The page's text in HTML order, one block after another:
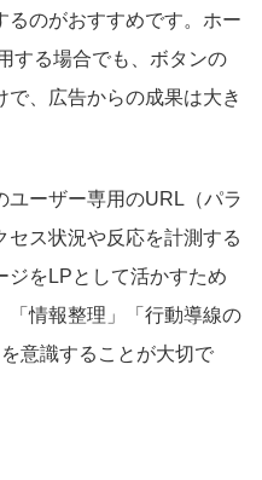
るのがおすすめです。ホー
する場合でも、ボタンの
、広告からの成果は大き
ユーザー専用のURL（パラ
セス状況や反応を計測する
ジをLPとして活かすため
「情報整理」「行動導線の
意識することが大切で